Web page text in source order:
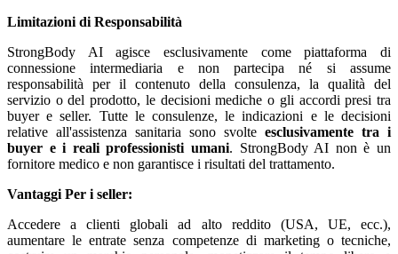
Limitazioni di Responsabilità
StrongBody AI agisce esclusivamente come piattaforma di
connessione intermediaria e non partecipa né si assume
responsabilità per il contenuto della consulenza, la qualità del
servizio o del prodotto, le decisioni mediche o gli accordi presi tra
buyer e seller. Tutte le consulenze, le indicazioni e le decisioni
relative all'assistenza sanitaria sono svolte esclusivamente tra i
buyer e i reali professionisti umani. StrongBody AI non è un
fornitore medico e non garantisce i risultati del trattamento.
Vantaggi Per i seller:
Accedere a clienti globali ad alto reddito (USA, UE, ecc.),
aumentare le entrate senza competenze di marketing o tecniche,